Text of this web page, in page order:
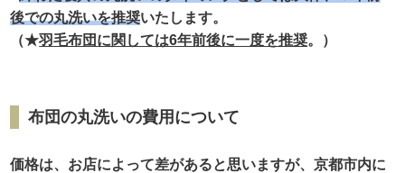
後での丸洗いを推奨いたします。
（★羽毛布団に関しては6年前後に一度を推奨。）
布団の丸洗いの費用について
価格は、お店によって差があると思いますが、京都市内に